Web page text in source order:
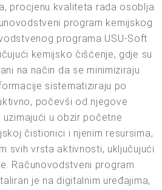
procjenu kvaliteta rada osoblja
program kemijskog
programa USU-Soft
kemijsko čišćenje, gdje su
na način da se minimiziraju
sistematiziraju po
počevši od njegove
u obzir početne
čistionici i njenim resursima,
svih vrsta aktivnosti, uključujući
Računovodstveni program
je na digitalnim uređajima,